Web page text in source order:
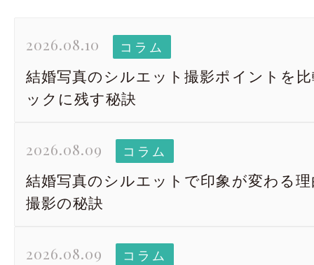
2026.08.10 コラム
結婚写真のシルエット撮影ポイントを
ックに残す秘訣
2026.08.09 コラム
結婚写真のシルエットで印象が変わる
撮影の秘訣
2026.08.09 コラム